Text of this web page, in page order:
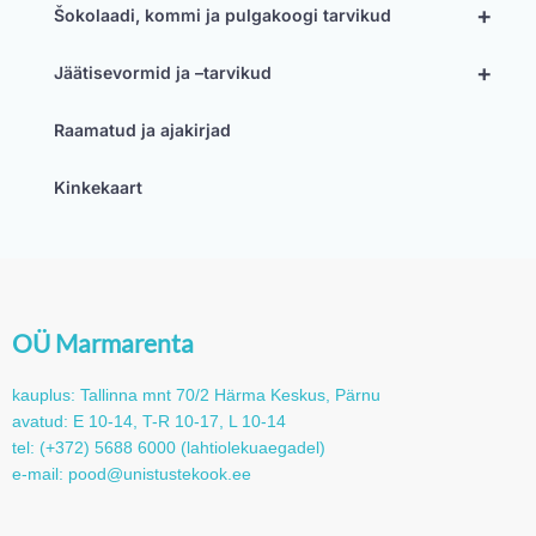
+
Šokolaadi, kommi ja pulgakoogi tarvikud
+
Jäätisevormid ja –tarvikud
Raamatud ja ajakirjad
Kinkekaart
OÜ Marmarenta
kauplus: Tallinna mnt 70/2 Härma Keskus, Pärnu
avatud: E 10-14, T-R 10-17, L 10-14
tel: (+372) 5688 6000 (lahtiolekuaegadel)
e-mail: pood@unistustekook.ee